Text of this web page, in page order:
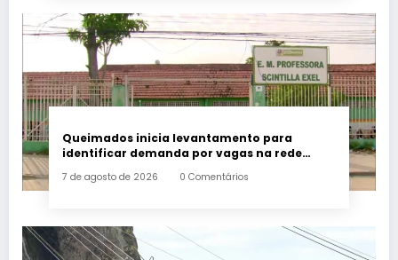
Queimados inicia levantamento para
identificar demanda por vagas na rede
7 de agosto de 2026 0 Comentários